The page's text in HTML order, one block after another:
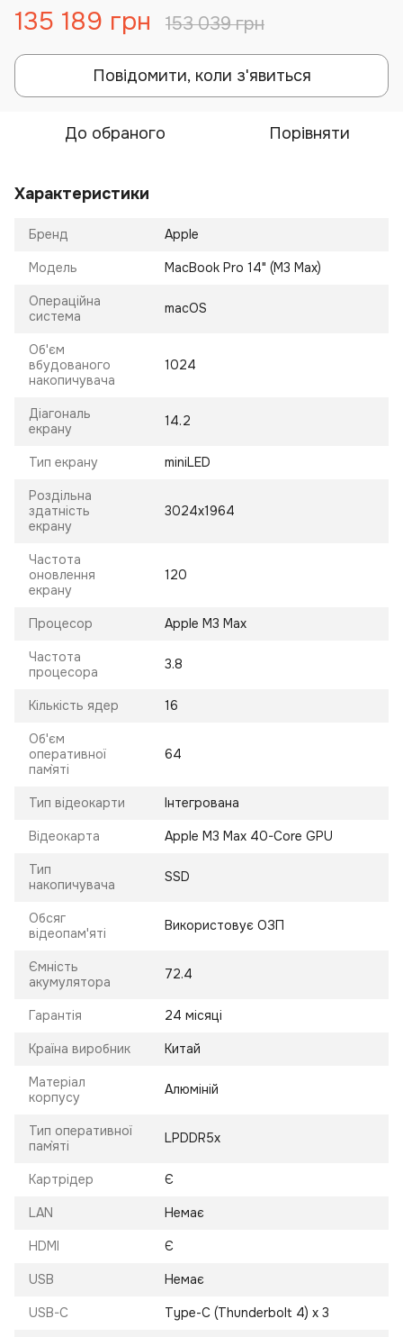
135 189 грн 153 039 грн
Повідомити, коли з'явиться
До обраного Порівняти
Характеристики
Бренд Apple
Модель MacBook Pro 14" (M3 Max)
Операційна
система
macOS
Об'єм
вбудованого
накопичувача
1024
Діагональ
екрану
14.2
Тип екрану miniLED
Роздільна
здатність
екрану
3024x1964
Частота
оновлення
екрану
120
Процесор Apple M3 Max
Частота
процесора
3.8
Кількість ядер 16
Об'єм
оперативної
пам`яті
64
Тип відеокарти Інтегрована
Відеокарта Apple M3 Max 40-Core GPU
Тип
накопичувача
SSD
Обсяг
відеопам'яті
Використовує ОЗП
Ємність
акумулятора
72.4
Гарантія 24 місяці
Країна виробник Китай
Матеріал
корпусу
Алюміній
Тип оперативної
пам`яті
LPDDR5х
Картрідер Є
LAN Немає
HDMI Є
USB Немає
USB-C Type-C (Thunderbolt 4) x 3